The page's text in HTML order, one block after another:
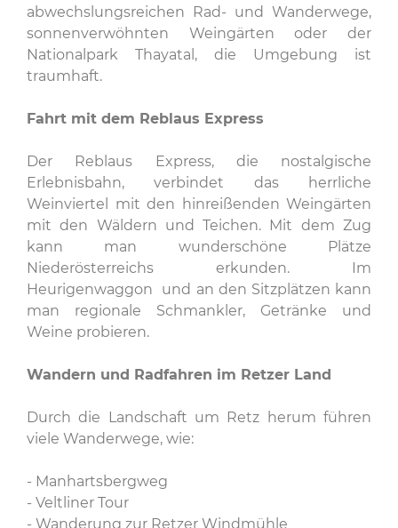
abwechslungsreichen Rad- und Wanderwege,
sonnenverwöhnten Weingärten oder der
Nationalpark Thayatal, die Umgebung ist
traumhaft.
Fahrt mit dem Reblaus Express
Der Reblaus Express, die nostalgische
Erlebnisbahn, verbindet das herrliche
Weinviertel mit den hinreißenden Weingärten
mit den Wäldern und Teichen. Mit dem Zug
kann man wunderschöne Plätze
Niederösterreichs erkunden. Im
Heurigenwaggon und an den Sitzplätzen kann
man regionale Schmankler, Getränke und
Weine probieren.
Wandern und Radfahren im Retzer Land
Durch die Landschaft um Retz herum führen
viele Wanderwege, wie:
- Manhartsbergweg
- Veltliner Tour
- Wanderung zur Retzer Windmühle